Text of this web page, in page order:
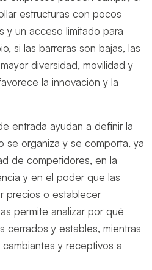
estructuras con pocos
y un acceso limitado para
si las barreras son bajas, las
diversidad, movilidad y
la innovación y la
entrada ayudan a definir la
se organiza y se comporta, ya
de competidores, en la
y en el poder que las
precios o establecer
permite analizar por qué
cerrados y estables, mientras
y receptivos a